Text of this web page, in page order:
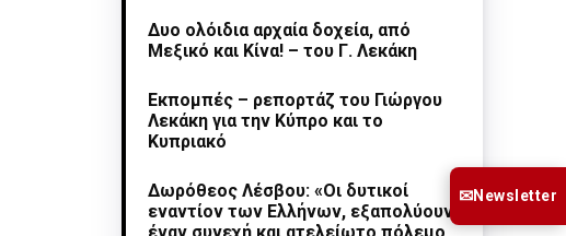
Δυο ολόιδια αρχαία δοχεία, από
Μεξικό και Κίνα! – του Γ. Λεκάκη
Εκπομπές – ρεπορτάζ του Γιώργου
Λεκάκη για την Κύπρο και το
Κυπριακό
Δωρόθεος Λέσβου: «Οι δυτικοί
εναντίον των Ελλήνων, εξαπολύουν
✉Newsletter